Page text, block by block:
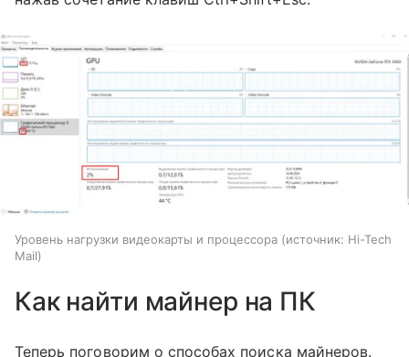
Уровень нагрузки видеокарты и процессора источник: Hi-Tech
Mail
Как найти майнер на ПК
Теперь поговорим о способах поиска майнеров.